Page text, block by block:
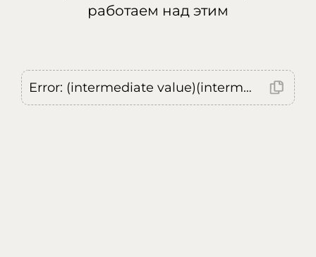
работаем над этим
Error: (intermediate value)(intermediate value)(intermediate value).replaceAll is not a function